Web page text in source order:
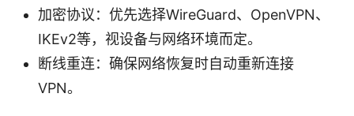
加密协议：优先选择WireGuard、OpenVPN、
IKEv2等，视设备与网络环境而定。
断线重连：确保网络恢复时自动重新连接
VPN。